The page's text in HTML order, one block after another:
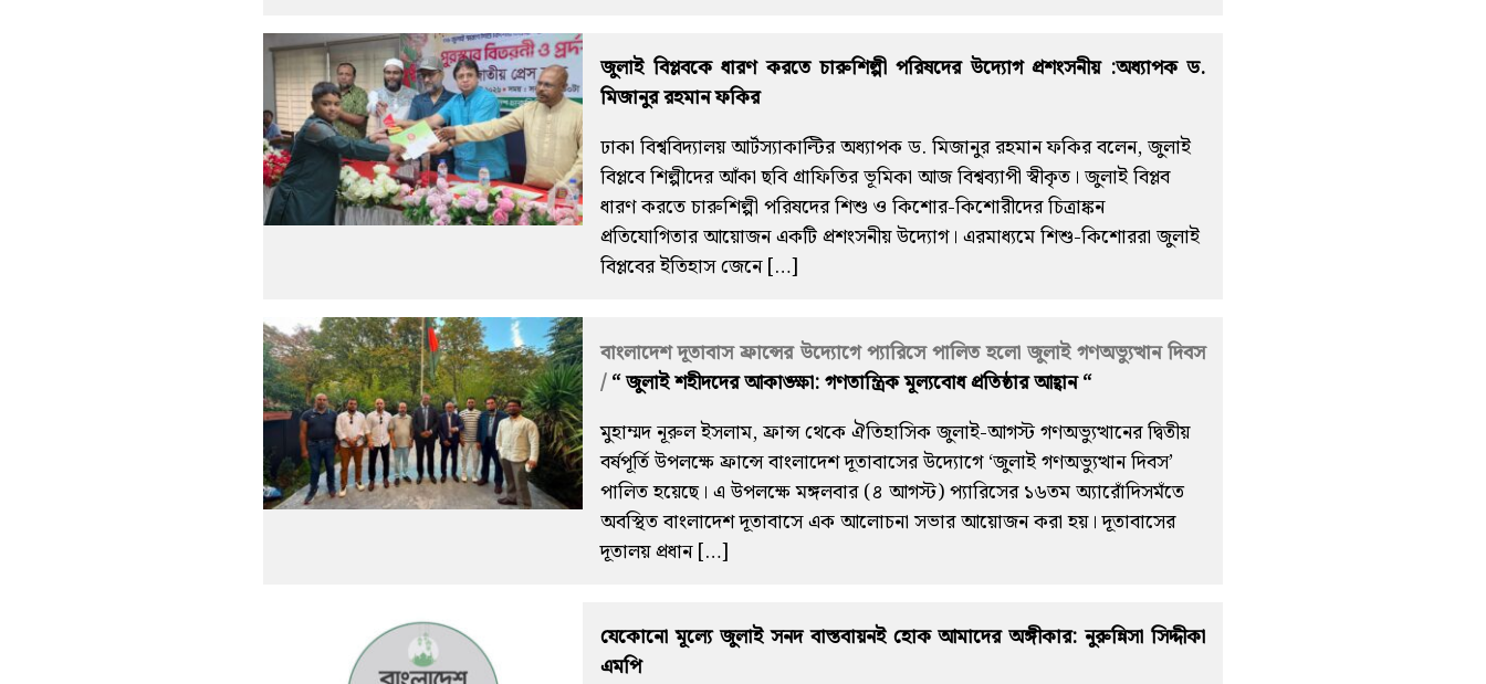
জুলাই বিপ্লবকে ধারণ করতে চারুশিল্পী পরিষদের উদ্যোগ প্রশংসনীয় :অধ্যাপক ড.
মিজানুর রহমান ফকির
ঢাকা বিশ্ববিদ্যালয় আর্টস্যাকাল্টির অধ্যাপক ড. মিজানুর রহমান ফকির বলেন, জুলাই
বিপ্লবে শিল্পীদের আঁকা ছবি গ্রাফিতির ভূমিকা আজ বিশ্বব্যাপী স্বীকৃত। জুলাই বিপ্লব
ধারণ করতে চারুশিল্পী পরিষদের শিশু ও কিশোর-কিশোরীদের চিত্রাঙ্কন
প্রতিযোগিতার আয়োজন একটি প্রশংসনীয় উদ্যোগ। এরমাধ্যমে শিশু-কিশোররা জুলাই
বিপ্লবের ইতিহাস জেনে […]
বাংলাদেশ দূতাবাস ফ্রান্সের উদ্যোগে প্যারিসে পালিত হলো জুলাই গণঅভ্যুত্থান দিবস
/“ জুলাই শহীদদের আকাঙ্ক্ষা: গণতান্ত্রিক মূল্যবোধ প্রতিষ্ঠার আহ্বান “
মুহাম্মদ নূরুল ইসলাম, ফ্রান্স থেকে ঐতিহাসিক জুলাই-আগস্ট গণঅভ্যুত্থানের দ্বিতীয়
বর্ষপূর্তি উপলক্ষে ফ্রান্সে বাংলাদেশ দূতাবাসের উদ্যোগে ‘জুলাই গণঅভ্যুত্থান দিবস’
পালিত হয়েছে। এ উপলক্ষে মঙ্গলবার (৪ আগস্ট) প্যারিসের ১৬তম অ্যারোঁদিসমঁতে
অবস্থিত বাংলাদেশ দূতাবাসে এক আলোচনা সভার আয়োজন করা হয়। দূতাবাসের
দূতালয় প্রধান […]
যেকোনো মূল্যে জুলাই সনদ বাস্তবায়নই হোক আমাদের অঙ্গীকার: নুরুন্নিসা সিদ্দীকা
এমপি